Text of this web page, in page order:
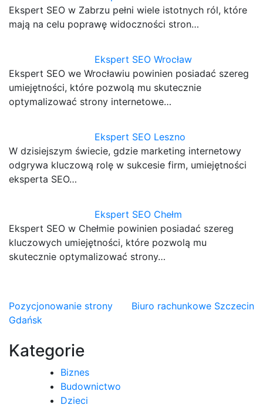
Ekspert SEO w Zabrzu pełni wiele istotnych ról, które
mają na celu poprawę widoczności stron…
Ekspert SEO Wrocław
Ekspert SEO we Wrocławiu powinien posiadać szereg
umiejętności, które pozwolą mu skutecznie
optymalizować strony internetowe…
Ekspert SEO Leszno
W dzisiejszym świecie, gdzie marketing internetowy
odgrywa kluczową rolę w sukcesie firm, umiejętności
eksperta SEO…
Ekspert SEO Chełm
Ekspert SEO w Chełmie powinien posiadać szereg
kluczowych umiejętności, które pozwolą mu
skutecznie optymalizować strony…
Nawigacja
wpisu
Pozycjonowanie strony
Gdańsk
Biuro rachunkowe Szczecin
Kategorie
Biznes
Budownictwo
Dzieci